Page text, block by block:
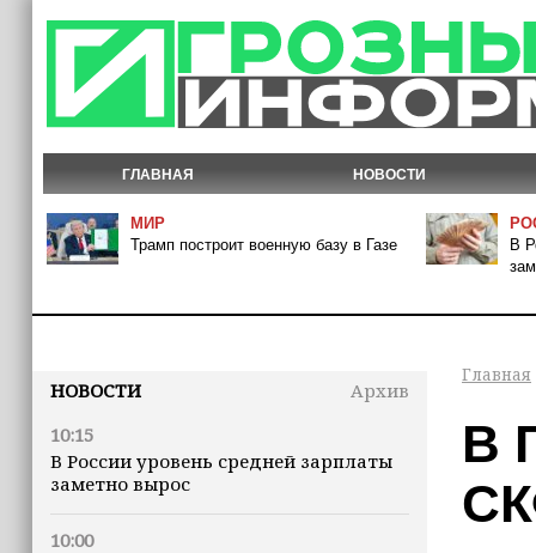
ГЛАВНАЯ НОВОСТИ
МИР
Трамп построит военную базу в Газе
В
НОВОСТИ
Архив
10:15
В России уровень средней зарплаты
заметно вырос
10:00
Главная
В